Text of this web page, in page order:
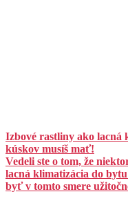
Izbové rastliny ako lacná
kúskov musíš mať!
Vedeli ste o tom, že
lacná klimatizácia do
byť v tomto smere